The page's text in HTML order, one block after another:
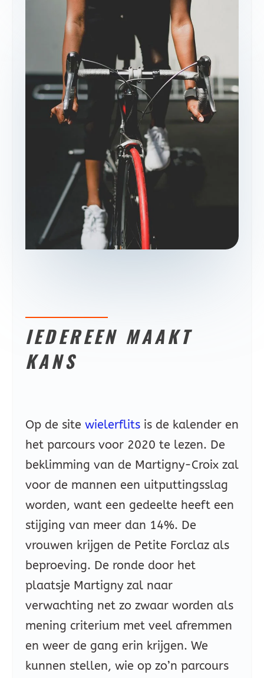
IEDEREEN MAAKT
KANS
Op de site wielerflitsis de kalender en
het parcours voor 2020 te lezen. De
beklimming van de Martigny-Croix zal
voor de mannen een uitputtingsslag
worden, want een gedeelte heeft een
stijging van meer dan 14%. De
vrouwen krijgen de Petite Forclaz als
beproeving. De ronde door het
plaatsje Martigny zal naar
verwachting net zo zwaar worden als
mening criterium met veel afremmen
en weer de gang erin krijgen. We
kunnen stellen, wie op zo’n parcours